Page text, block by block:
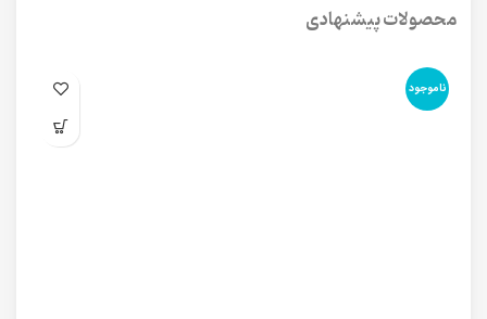
محصولات پیشنهادی
ناموجود